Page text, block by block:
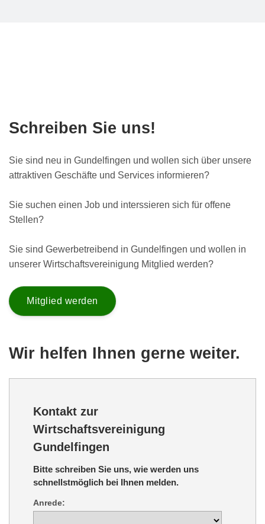
Schreiben Sie uns!
Sie sind neu in Gundelfingen und wollen sich über unsere
attraktiven Geschäfte und Services informieren?
Sie suchen einen Job und interssieren sich für offene
Stellen?
Sie sind Gewerbetreibend in Gundelfingen und wollen in
unserer Wirtschaftsvereinigung Mitglied werden?
Mitglied werden
Wir helfen Ihnen gerne weiter.
Kontakt zur
Wirtschaftsvereinigung
Gundelfingen
Bitte schreiben Sie uns, wie werden uns
schnellstmöglich bei Ihnen melden.
Anrede: